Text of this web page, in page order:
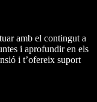
amb el contingut a
i aprofundir en els
i t’ofereix suport